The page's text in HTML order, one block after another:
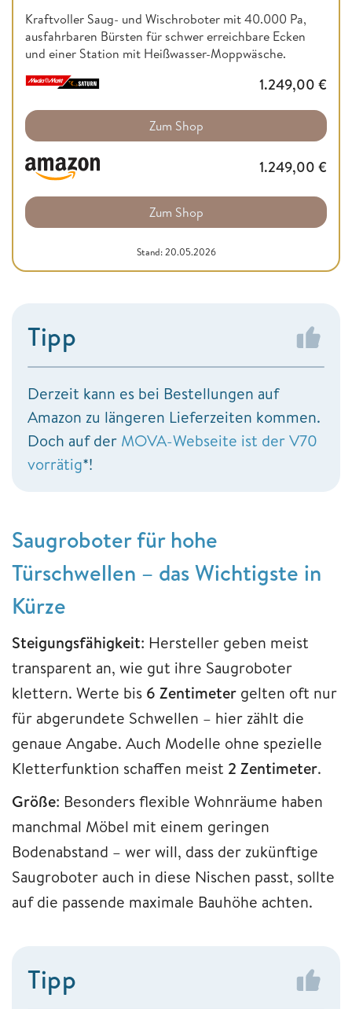
Kraftvoller Saug- und Wischroboter mit 40.000 Pa,
ausfahrbaren Bürsten für schwer erreichbare Ecken
und einer Station mit Heißwasser-Moppwäsche.
1.249,00 €
Zum Shop
1.249,00 €
Zum Shop
Stand: 20.05.2026
Tipp
Derzeit kann es bei Bestellungen auf
Amazon zu längeren Lieferzeiten kommen.
Doch auf der MOVA-Webseite ist der V70
vorrätig*!
Saugroboter für hohe
Türschwellen – das Wichtigste in
Kürze
Steigungsfähigkeit: Hersteller geben meist
transparent an, wie gut ihre Saugroboter
klettern. Werte bis 6 Zentimeter gelten oft nur
für abgerundete Schwellen – hier zählt die
genaue Angabe. Auch Modelle ohne spezielle
Kletterfunktion schaffen meist 2 Zentimeter.
Größe: Besonders flexible Wohnräume haben
manchmal Möbel mit einem geringen
Bodenabstand – wer will, dass der zukünftige
Saugroboter auch in diese Nischen passt, sollte
auf die passende maximale Bauhöhe achten.
Tipp